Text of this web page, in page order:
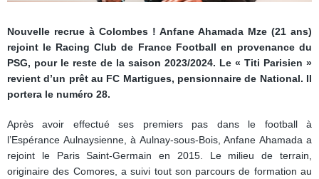
Nouvelle recrue à Colombes ! Anfane Ahamada Mze (21 ans)
rejoint le Racing Club de France Football en provenance du
PSG, pour le reste de la saison 2023/2024. Le « Titi Parisien »
revient d’un prêt au FC Martigues, pensionnaire de National. Il
portera le numéro 28.
Après avoir effectué ses premiers pas dans le football à
l’Espérance Aulnaysienne, à Aulnay-sous-Bois, Anfane Ahamada a
rejoint le Paris Saint-Germain en 2015. Le milieu de terrain,
originaire des Comores, a suivi tout son parcours de formation au